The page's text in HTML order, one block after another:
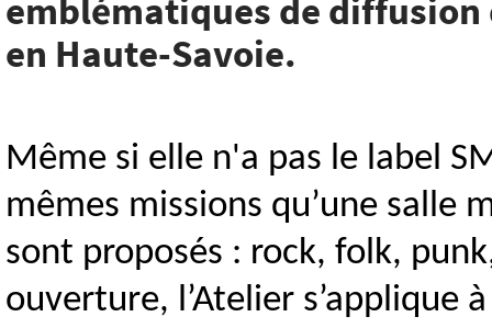
en Haute-Savoie.
Même si elle n'a pas le label
mêmes missions qu’une salle
sont proposés : rock, folk,
ouverture, l’Atelier s’applique